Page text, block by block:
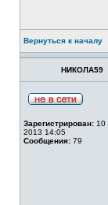
Вернуться к началу
НИКОЛА59
Зарегистрирован: 10
2013 14:05
Сообщения: 79